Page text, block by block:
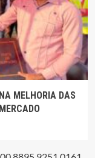
MELHORIA DAS